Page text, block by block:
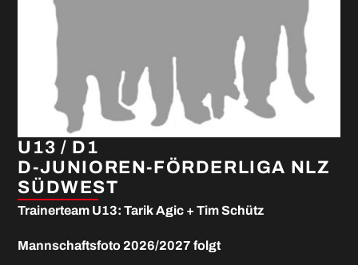
U13 / D1
D-JUNIOREN-FÖRDERLIGA NLZ
SÜDWEST
Trainerteam U13: Tarik Agic + Tim Schütz
Mannschaftsfoto 2026/2027 folgt